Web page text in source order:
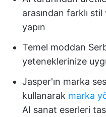
arasından farklı
yapın
Temel moddan
yeteneklerinize
Jasper'ın marka
kullanarak marka
AI sanat eserleri